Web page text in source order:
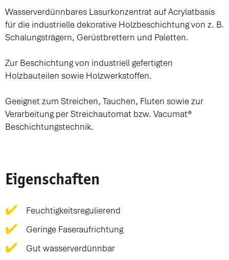
Wasserverdünnbares Lasurkonzentrat auf Acrylatbasis
für die industrielle dekorative Holzbeschichtung von z. B.
Schalungsträgern, Gerüstbrettern und Paletten.
Zur Beschichtung von industriell gefertigten
Holzbauteilen sowie Holzwerkstoffen.
Geeignet zum Streichen, Tauchen, Fluten sowie zur
Verarbeitung per Streichautomat bzw. Vacumat®
Beschichtungstechnik.
Eigenschaften
Feuchtigkeitsregulierend
Geringe Faseraufrichtung
Gut wasserverdünnbar